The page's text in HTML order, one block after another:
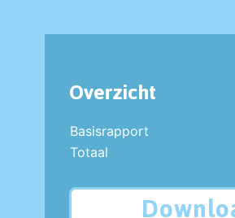
Overzicht
Basisrapport
Totaal